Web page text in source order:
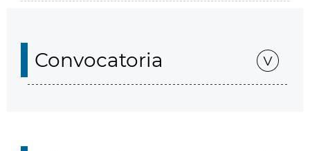
Convocatoria